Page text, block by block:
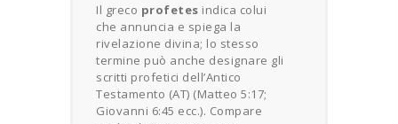
Il greco profetes indica colui
che annuncia e spiega la
rivelazione divina; lo stesso
termine può anche designare gli
scritti profetici dell’Antico
Testamento (AT) (Matteo 5:17;
Giovanni 6:45 ecc.). Compare